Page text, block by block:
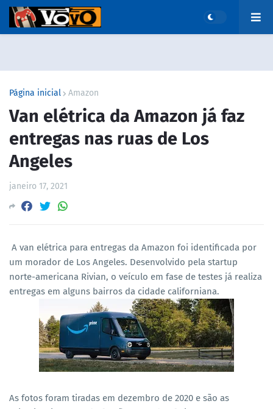
Página inicial Amazon
Van elétrica da Amazon já faz
entregas nas ruas de Los
Angeles
janeiro 17, 2021
A van elétrica para entregas da Amazon foi identificada por
um morador de Los Angeles. Desenvolvido pela startup
norte-americana Rivian, o veículo em fase de testes já realiza
entregas em alguns bairros da cidade californiana.
As fotos foram tiradas em dezembro de 2020 e são as